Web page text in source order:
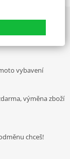
se ve městě
objektu, který se
Již 40
po celém světě. V
například: plexi,
i náhradní
vybavení
výměna zboží
chceš!